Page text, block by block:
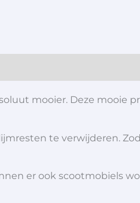
mooier. Deze mooie
te verwijderen.
er ook scootmobiels